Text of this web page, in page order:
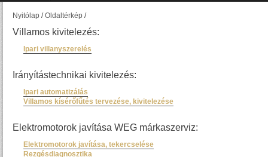
Nyitólap /Oldaltérkép /
Villamos kivitelezés:
Ipari villanyszerelés
Irányítástechnikai kivitelezés:
Ipari automatizálás
Villamos kísérőfűtés tervezése, kivitelezése
Elektromotorok javítása WEG márkaszerviz:
Elektromotorok javítása, tekercselése
Rezgésdiagnosztika